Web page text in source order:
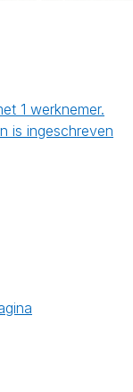
1 werknemer.
is ingeschreven